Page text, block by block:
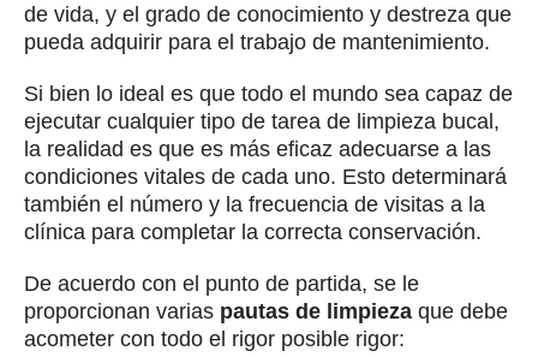
de vida, y el grado de conocimiento y destreza que
pueda adquirir para el trabajo de mantenimiento.
Si bien lo ideal es que todo el mundo sea capaz de
ejecutar cualquier tipo de tarea de limpieza bucal,
la realidad es que es más eficaz adecuarse a las
condiciones vitales de cada uno. Esto determinará
también el número y la frecuencia de visitas a la
clínica para completar la correcta conservación.
De acuerdo con el punto de partida, se le
proporcionan varias pautas de limpieza que debe
acometer con todo el rigor posible rigor: